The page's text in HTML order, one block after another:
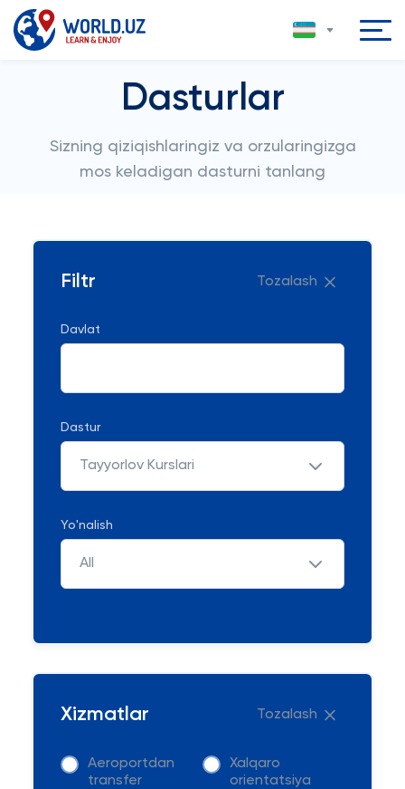
Dasturlar
Sizning qiziqishlaringiz va orzularingizga
mos keladigan dasturni tanlang
Filtr Tozalash
Davlat
Dastur
Tayyorlov Kurslari
Yo'nalish
All
Xizmatlar Tozalash
Aeroportdan
transfer
Xalqaro
orientatsiya